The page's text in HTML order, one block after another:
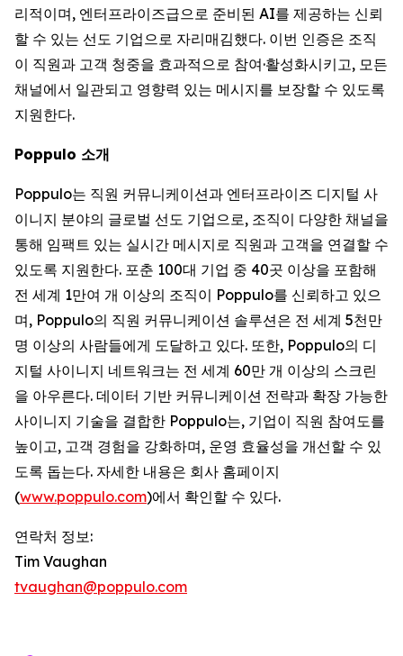
리적이며, 엔터프라이즈급으로 준비된 AI를 제공하는 신뢰
할 수 있는 선도 기업으로 자리매김했다. 이번 인증은 조직
이 직원과 고객 청중을 효과적으로 참여·활성화시키고, 모든
채널에서 일관되고 영향력 있는 메시지를 보장할 수 있도록
지원한다.
Poppulo 소개
Poppulo는 직원 커뮤니케이션과 엔터프라이즈 디지털 사
이니지 분야의 글로벌 선도 기업으로, 조직이 다양한 채널을
통해 임팩트 있는 실시간 메시지로 직원과 고객을 연결할 수
있도록 지원한다. 포춘 100대 기업 중 40곳 이상을 포함해
전 세계 1만여 개 이상의 조직이 Poppulo를 신뢰하고 있으
며, Poppulo의 직원 커뮤니케이션 솔루션은 전 세계 5천만
명 이상의 사람들에게 도달하고 있다. 또한, Poppulo의 디
지털 사이니지 네트워크는 전 세계 60만 개 이상의 스크린
을 아우른다. 데이터 기반 커뮤니케이션 전략과 확장 가능한
사이니지 기술을 결합한 Poppulo는, 기업이 직원 참여도를
높이고, 고객 경험을 강화하며, 운영 효율성을 개선할 수 있
도록 돕는다. 자세한 내용은 회사 홈페이지
(www.poppulo.com)에서 확인할 수 있다.
연락처 정보:
Tim Vaughan
tvaughan@poppulo.com